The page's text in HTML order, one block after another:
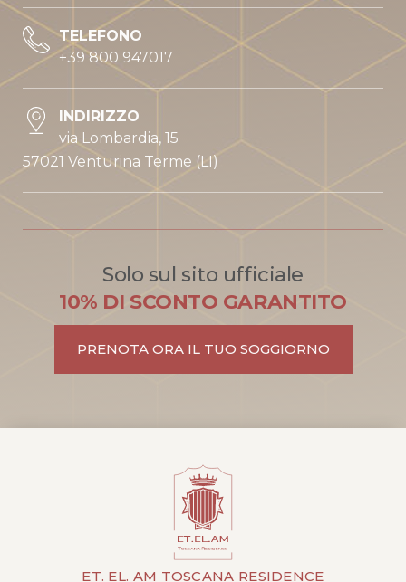
TELEFONO
+39 800 947017
INDIRIZZO
via Lombardia, 15
57021 Venturina Terme (LI)
Solo sul sito ufficiale
10% DI SCONTO GARANTITO
PRENOTA ORA IL TUO SOGGIORNO
ET. EL. AM TOSCANA RESIDENCE